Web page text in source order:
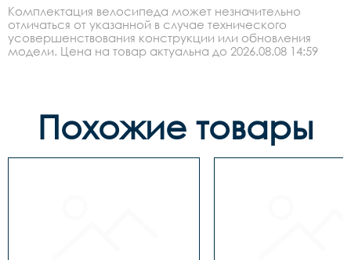
Комплектация велосипеда может незначительно
отличаться от указанной в случае технического
усовершенствования конструкции или обновления
модели. Цена на товар актуальна до 2026.08.08 14:59
Похожие товары